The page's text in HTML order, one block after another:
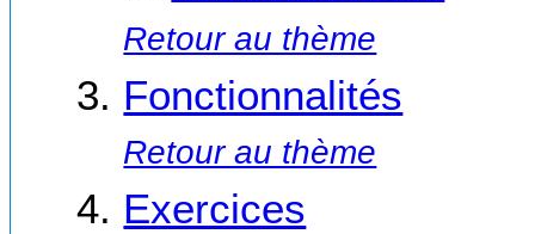
Retour au thème
Fonctionnalités
Retour au thème
Exercices